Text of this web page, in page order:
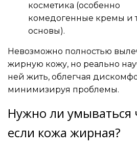
косметика (особенно
комедогенные кремы и
основы).
Невозможно полностью
жирную кожу, но реально
ней жить, облегчая
минимизируя проблемы.
Нужно ли умываться
если кожа жирная?